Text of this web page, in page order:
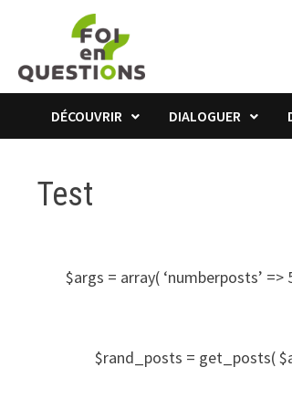
contenu
DÉCOUVRIR DIALOGUER
Test
$args = array( ‘numberposts’ =>
$rand_posts = get_posts(